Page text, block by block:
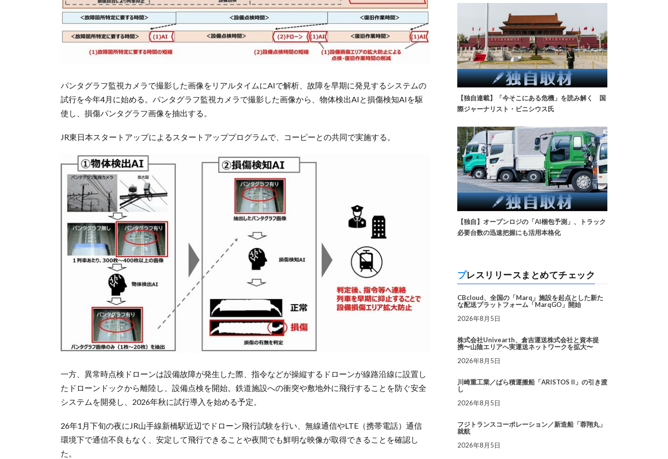
パンタグラフ監視カメラで撮影した画像をリアルタイムにAIで解析、故障を早期に発見するシステムの
試行を今年4月に始める。パンタグラフ監視カメラで撮影した画像から、物体検出AIと損傷検知AIを駆
使し、損傷パンタグラフ画像を抽出する。
JR東日本スタートアップによるスタートアッププログラムで、コーピーとの共同で実施する。
一方、異常時点検ドローンは設備故障が発生した際、指令などが操縦するドローンが線路沿線に設置し
たドローンドックから離陸し、設備点検を開始。鉄道施設への衝突や敷地外に飛行することを防ぐ安全
システムを開発し、2026年秋に試行導入を始める予定。
26年1月下旬の夜にJR山手線新橋駅近辺でドローン飛行試験を行い、無線通信やLTE（携帯電話）通信
環境下で通信不良もなく、安定して飛行できることや夜間でも鮮明な映像が取得できることを確認し
た。
【独自連載】「今そこにある危機」を読み解く 国
際ジャーナリスト・ビニシウス氏
【独自】オープンロジの「AI梱包予測」、トラック
必要台数の迅速把握にも活用本格化
プレスリリースまとめてチェック
CBcloud、全国の「Marq」施設を起点とした新た
な配送プラットフォーム「MarqGO」開始
2026年8月5日
株式会社Univearth、倉吉運送株式会社と資本提
携〜山陰エリアへ実運送ネットワークを拡大〜
2026年8月5日
川崎重工業／ばら積運搬船「ARISTOS II」の引き渡
し
2026年8月5日
フジトランスコーポレーション／新造船「蓉翔丸」
就航
2026年8月5日